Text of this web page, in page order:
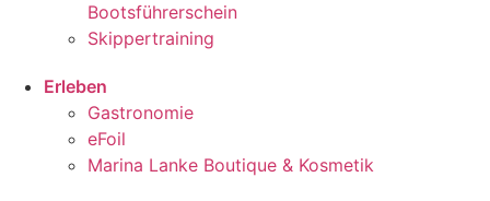
Bootsführerschein
Skippertraining
Erleben
Gastronomie
eFoil
Marina Lanke Boutique & Kosmetik